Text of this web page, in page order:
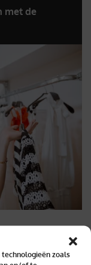
zoals
met de